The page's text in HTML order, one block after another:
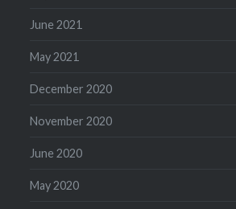
June 2021
May 2021
December 2020
November 2020
June 2020
May 2020